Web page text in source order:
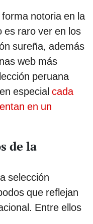
notoria en la
es raro ver en los
sureña, además
web más
peruana
especial cada
en un
de la
selección
que reflejan
Entre ellos